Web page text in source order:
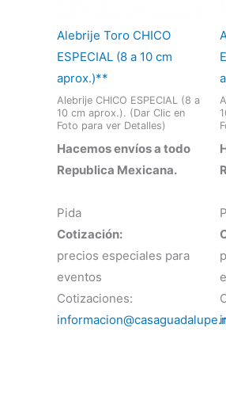
Alebrije Toro CHICO
ESPECIAL (8 a 10 cm
aprox.)**
Alebrije CHICO ESPECIAL (8 a
10 cm aprox.). (Dar Clic en
Foto para ver Detalles)
Hacemos envíos a todo
Republica Mexicana.
Pida
Cotización:
precios especiales para
eventos
Cotizaciones: